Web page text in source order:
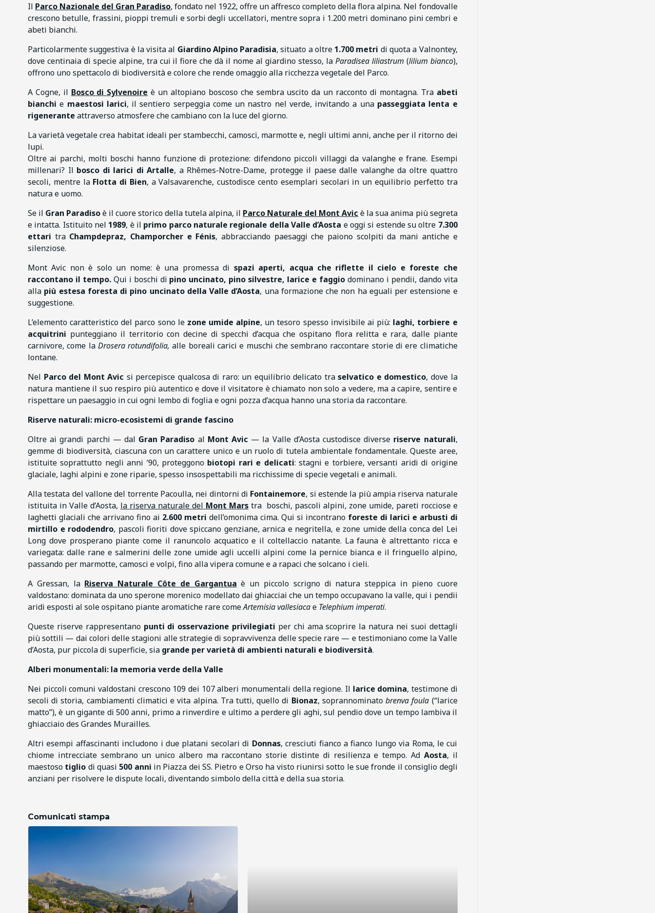
Il Parco Nazionale del Gran Paradiso, fondato nel 1922, offre un affresco completo della flora alpina. Nel fondovalle
crescono betulle, frassini, pioppi tremuli e sorbi degli uccellatori, mentre sopra i 1.200 metri dominano pini cembri e
abeti bianchi.
Particolarmente suggestiva è la visita al Giardino Alpino Paradisia, situato a oltre 1.700 metri di quota a Valnontey,
dove centinaia di specie alpine, tra cui il fiore che dà il nome al giardino stesso, la Paradisea liliastrum (lilium bianco),
offrono uno spettacolo di biodiversità e colore che rende omaggio alla ricchezza vegetale del Parco.
A Cogne, il Bosco di Sylvenoire è un altopiano boscoso che sembra uscito da un racconto di montagna. Tra abeti
bianchi e maestosi larici, il sentiero serpeggia come un nastro nel verde, invitando a una passeggiata lenta e
rigenerante attraverso atmosfere che cambiano con la luce del giorno.
La varietà vegetale crea habitat ideali per stambecchi, camosci, marmotte e, negli ultimi anni, anche per il ritorno dei
lupi.
Oltre ai parchi, molti boschi hanno funzione di protezione: difendono piccoli villaggi da valanghe e frane. Esempi
millenari? Il bosco di larici di Artalle, a Rhêmes-Notre-Dame, protegge il paese dalle valanghe da oltre quattro
secoli, mentre la Flotta di Bien, a Valsavarenche, custodisce cento esemplari secolari in un equilibrio perfetto tra
natura e uomo.
Se il Gran Paradisoè il cuore storico della tutela alpina, il Parco Naturale del Mont Avic è la sua anima più segreta
e intatta. Istituito nel 1989, è il primo parco naturale regionale della Valle d’Aosta e oggi si estende su oltre 7.300
ettari tra Champdepraz, Champorcher e Fénis, abbracciando paesaggi che paiono scolpiti da mani antiche e
silenziose.
Mont Avic non è solo un nome: è una promessa di spazi aperti, acqua che riflette il cielo e foreste che
raccontano il tempo.Qui i boschi di pino uncinato, pino silvestre, larice e faggiodominano i pendii, dando vita
alla più estesa foresta di pino uncinato della Valle d’Aosta, una formazione che non ha eguali per estensione e
suggestione.
L’elemento caratteristico del parco sono le zone umide alpine, un tesoro spesso invisibile ai più: laghi, torbiere e
acquitrini punteggiano il territorio con decine di specchi d’acqua che ospitano flora relitta e rara, dalle piante
carnivore, come la Drosera rotundifolia, alle boreali carici e muschi che sembrano raccontare storie di ere climatiche
lontane.
Nel Parco del Mont Avic si percepisce qualcosa di raro: un equilibrio delicato traselvatico e domestico, dove la
natura mantiene il suo respiro più autentico e dove il visitatore è chiamato non solo a vedere, ma a capire, sentire e
rispettare un paesaggio in cui ogni lembo di foglia e ogni pozza d’acqua hanno una storia da raccontare.
Riserve naturali: micro-ecosistemi di grande fascino
Oltre ai grandi parchi — dal Gran Paradiso al Mont Avic — la Valle d’Aosta custodisce diverse riserve naturali,
gemme di biodiversità, ciascuna con un carattere unico e un ruolo di tutela ambientale fondamentale. Queste aree,
istituite soprattutto negli anni ’90, proteggono biotopi rari e delicati: stagni e torbiere, versanti aridi di origine
glaciale, laghi alpini e zone riparie, spesso insospettabili ma ricchissime di specie vegetali e animali.
Alla testata del vallone del torrente Pacoulla, nei dintorni di Fontainemore, si estende la più ampia riserva naturale
istituita in Valle d’Aosta, la riserva naturale del Mont Marstra boschi, pascoli alpini, zone umide, pareti rocciose e
laghetti glaciali che arrivano fino ai 2.600 metri dell’omonima cima. Qui si incontrano foreste di larici e arbusti di
mirtillo e rododendro, pascoli fioriti dove spiccano genziane, arnica e negritella, e zone umide della conca del Lei
Long dove prosperano piante come il ranuncolo acquatico e il coltellaccio natante. La fauna è altrettanto ricca e
variegata: dalle rane e salmerini delle zone umide agli uccelli alpini come la pernice bianca e il fringuello alpino,
passando per marmotte, camosci e volpi, fino alla vipera comune e a rapaci che solcano i cieli.
A Gressan, la Riserva Naturale Côte de Gargantua è un piccolo scrigno di natura steppica in pieno cuore
valdostano: dominata da uno sperone morenico modellato dai ghiacciai che un tempo occupavano la valle, qui i pendii
aridi esposti al sole ospitano piante aromatiche rare comeArtemisia vallesiacae Telephium imperati.
Queste riserve rappresentano punti di osservazione privilegiati per chi ama scoprire la natura nei suoi dettagli
più sottili — dai colori delle stagioni alle strategie di sopravvivenza delle specie rare — e testimoniano come la Valle
d’Aosta, pur piccola di superficie, sia grande per varietà di ambienti naturali e biodiversità.
Alberi monumentali: la memoria verde della Valle
Nei piccoli comuni valdostani crescono 109 dei 107 alberi monumentali della regione. Il larice domina, testimone di
secoli di storia, cambiamenti climatici e vita alpina. Tra tutti, quello di Bionaz, soprannominatobrenva foula (“larice
matto”), è un gigante di 500 anni, primo a rinverdire e ultimo a perdere gli aghi, sul pendio dove un tempo lambiva il
ghiacciaio des Grandes Murailles.
Altri esempi affascinanti includono i due platani secolari di Donnas, cresciuti fianco a fianco lungo via Roma, le cui
chiome intrecciate sembrano un unico albero ma raccontano storie distinte di resilienza e tempo. Ad Aosta, il
maestoso tiglio di quasi 500 anni in Piazza dei SS. Pietro e Orso ha visto riunirsi sotto le sue fronde il consiglio degli
anziani per risolvere le dispute locali, diventando simbolo della città e della sua storia.
Comunicati stampa